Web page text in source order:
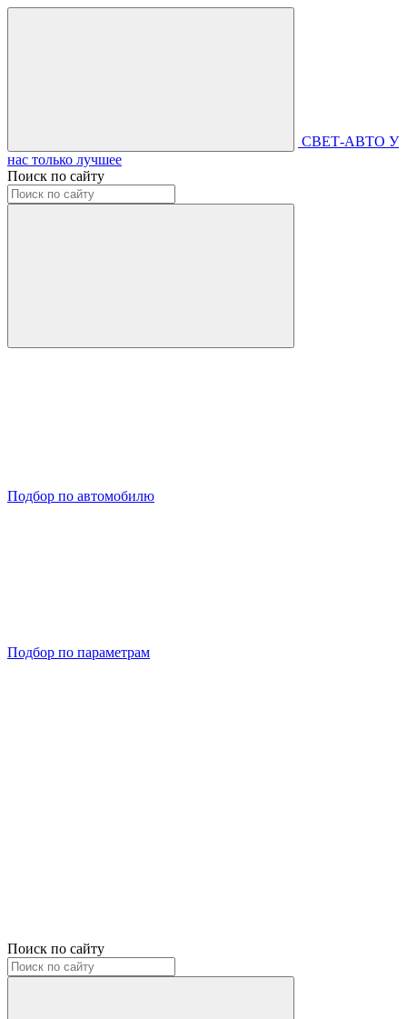
СВЕТ-АВТО У
нас только лучшее
Поиск по сайту
Подбор по автомобилю
Подбор по параметрам
Поиск по сайту